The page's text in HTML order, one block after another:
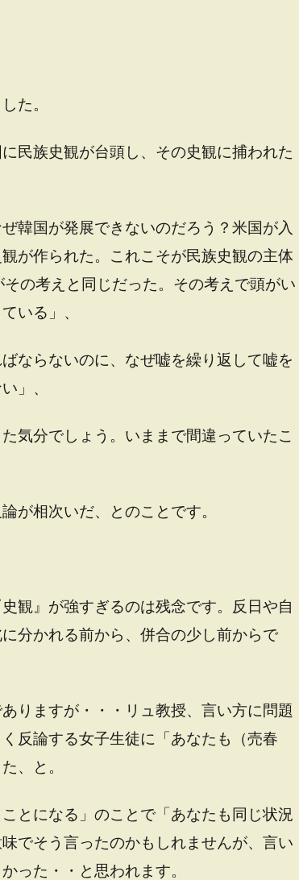
た。
民族史観が台頭し、その史観に捕われた
韓国が発展できないのだろう？米国が入
が作られた。これこそが民族史観の主体
の考えと同じだった。その考えで頭がい
いる」、
ならないのに、なぜ嘘を繰り返して嘘を
」、
気分でしょう。いままで間違っていたこ
が相次いだ、とのことです。
観』が強すぎるのは残念です。反日や自
分かれる前から、併合の少し前からで
りますが・・・リュ教授、言い方に問題
反論する女子生徒に「あなたも（売春
、と。
とになる」のことで「あなたも同じ状況
でそう言ったのかもしれませんが、言い
った・・と思われます。